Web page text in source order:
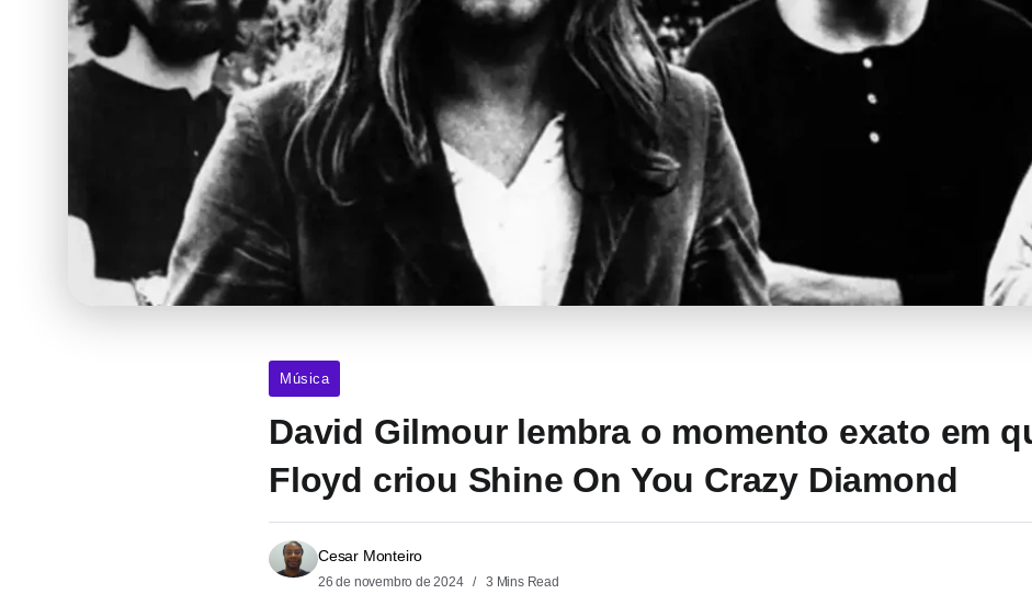
Música
David Gilmour lembra o momento exato em
Floyd criou Shine On You Crazy Diamond
Cesar Monteiro
26 de novembro de 2024 3 Mins Read